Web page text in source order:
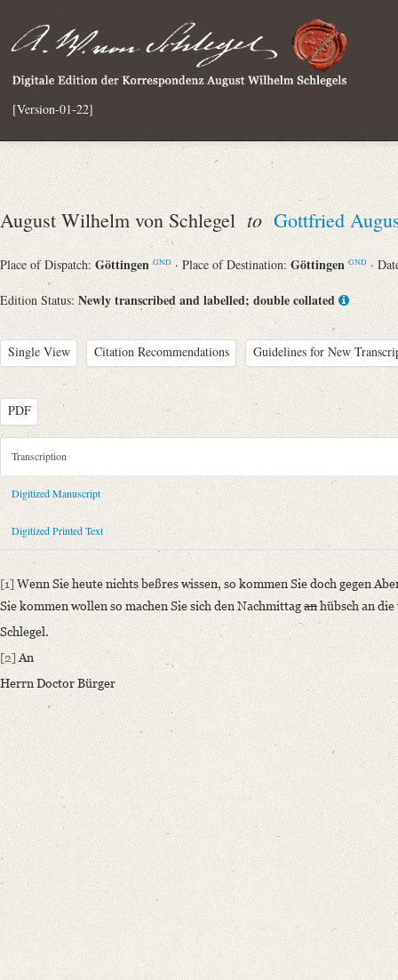
[Version-01-22]
August Wilhelm von Schlegel to Gottfried
Place of Dispatch: Göttingen GND · Place of Destination: Göttingen GND ·
Edition Status: Newly transcribed and labelled; double collated
Single View Citation Recommendations Guidelines for New
PDF
Metadata Concerning Header
Sender: August Wilhelm von Schlegel
Recipient: Gottfried August Bürger
Place of Dispatch: Göttingen
Place of Destination: Göttingen
Date: [September 1787 bis Oktober 1789]
Notations: Briefkonzept, in die Übersetzung des
Printed Text
Provider: Dresden, Sächsische Landesbibliothek - Staats- und
Bibliography: Strodtmann, Adolf: Briefe von und an Gottfried August
anderen, meist handschriftlichen Quellen. Bd. 3. Berlin 1874, S. 245.
Weitere Drucke: Gottfried August Bürger. Briefwechsel. Hg. v.
Incipit: „[1] Wenn Sie heute nichts beßres wissen, so kommen Sie
Manuscript
Provider: Dresden, Sächsische Landesbibliothek - Staats- und
OAI Id: 406368066
Classification Number: Mscr.Dresd.e.90,XXII,11
Transcription
Digitized Manuscript
Digitized Printed Text
[1] Wenn Sie heute nichts beßres wissen, so kommen Sie doch gegen
Sie kommen wollen so machen Sie sich den Nachmittaganhübsch an
Schlegel.
[2] An
Herrn Doctor Bürger